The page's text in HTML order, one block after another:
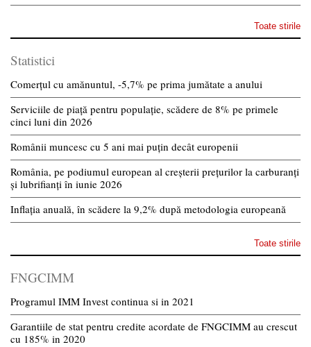
Toate stirile
Statistici
Comerțul cu amănuntul, -5,7% pe prima jumătate a anului
Serviciile de piață pentru populație, scădere de 8% pe primele
cinci luni din 2026
Românii muncesc cu 5 ani mai puțin decât europenii
România, pe podiumul european al creșterii prețurilor la carburanți
și lubrifianți în iunie 2026
Inflația anuală, în scădere la 9,2% după metodologia europeană
Toate stirile
FNGCIMM
Programul IMM Invest continua si in 2021
Garantiile de stat pentru credite acordate de FNGCIMM au crescut
cu 185% in 2020